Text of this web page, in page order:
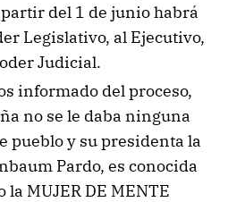
del 1 de junio habrá
Legislativo, al Ejecutivo,
Judicial.
informado del proceso,
no se le daba ninguna
pueblo y su presidenta la
Pardo, es conocida
MUJER DE MENTE